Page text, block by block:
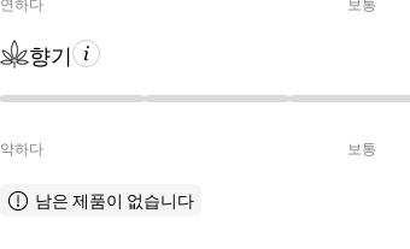
향기
약하다 보통
남은 제품이 없습니다